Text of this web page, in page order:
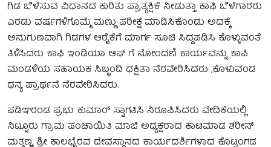
ಗಿಡ ಬೆಳೆಸುವ ವಿಧಾನದ ಕುರಿತು ಪ್ರಾತ್ಯಕ್ಷಿಕೆ ನೀಡುತ್ತಾ ಕಾಫಿ ಬೆಳೆಗಾರರು
ಎರಡು ವರ್ಷಗಳಿಗೊಮ್ಮೆ ಮಣ್ಣು ಪರೀಕ್ಷೆ ಮಾಡಿಸಿಕೊಂಡು ಅದಕ್ಕೆ
ಅನುಗುಣವಾಗಿ ಗಿಡಗಳ ಆರೈಕೆಗೆ ಮಾರ್ಗ ಸೂಚಿ ಸಿದ್ದಪಡಿಸಿ ಕೊಳ್ಳುವಂತೆ
ತಿಳಿಸಿದರು ಕಾಫಿ ಇಂಡಿಯಾ ಆಫ್ ಗೆ ನೋಂದಣಿ ಕಾರ್ಯವನ್ನು ಕಾಪಿ
ಮಂಡಳಿಯ ಸಹಾಯಕ ಸಿಬ್ಬಂದಿ ಧಕ್ಷಿತಾ ನೆರವೇರಿಸಿದರು ,ಕೊಳುವಂಡ
ಧನ್ಯ ಪ್ರಾರ್ಥನೆ ನೆರವೇರಿಸಿದರು.
ಪಡಿಞರಂಡ ಪ್ರಭು ಕುಮಾರ್ ಸ್ವಾಗತಿಸಿ ನಿರೂಪಿಸಿದರು ವೇದಿಕೆಯಲ್ಲಿ
ನಿಟ್ಟೂರು ಗ್ರಾಮ ಪಂಚಾಯಿತಿ ಮಾಜಿ ಅಧ್ಯಕ್ಷರಾದ ಕಾಟಿಮಾಡ ಶರೀನ್
ಮತ್ತಣ್ಣ, ಶ್ರೀ ಕಾಲಭೈರವ ದೇವಸ್ಥಾನದ ಕಾರ್ಯದರ್ಶಿಗಳಾದ ಕೊಟ್ಟಂಗಡ